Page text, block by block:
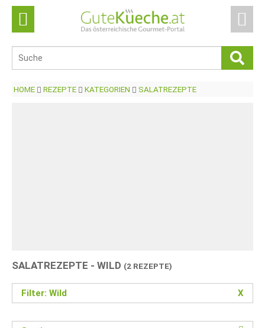
HOME REZEPTE KATEGORIEN SALATREZEPTE
SALATREZEPTE - WILD (2 REZEPTE)
Filter: Wild X